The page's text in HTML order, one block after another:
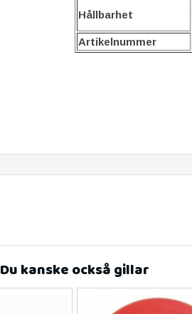
Hållbarhet
Artikelnummer
Du kanske också gillar